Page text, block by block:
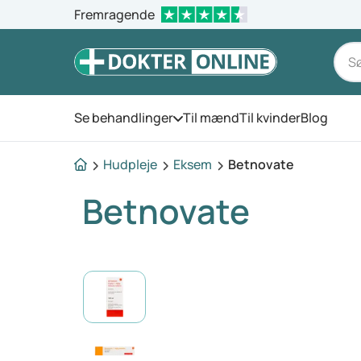
Fremragende
Se behandlingerÅbn menuen
Til mændTil kvinderBlog
Hudpleje Eksem Betnovate
Betnovate